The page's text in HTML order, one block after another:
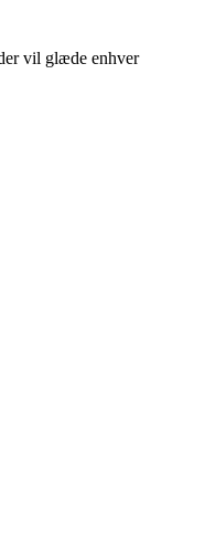
vil glæde enhver